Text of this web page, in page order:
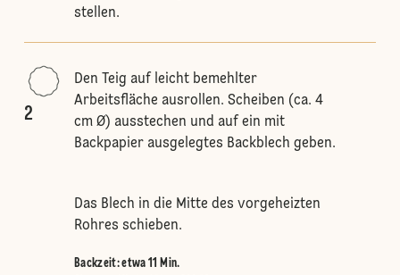
stellen.
2
Den Teig auf leicht bemehlter
Arbeitsfläche ausrollen. Scheiben (ca. 4
cm Ø) ausstechen und auf ein mit
Backpapier ausgelegtes Backblech geben.
Das Blech in die Mitte des vorgeheizten
Rohres schieben.
Backzeit: etwa 11 Min.